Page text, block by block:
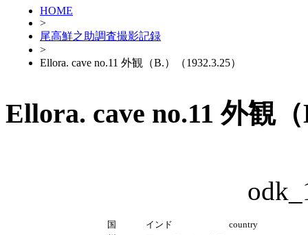
HOME
>
尾高鮮之助調査撮影記録
>
Ellora. cave no.11 外観（B.）（1932.3.25）
Ellora. cave no.11 外観
国 インド
country